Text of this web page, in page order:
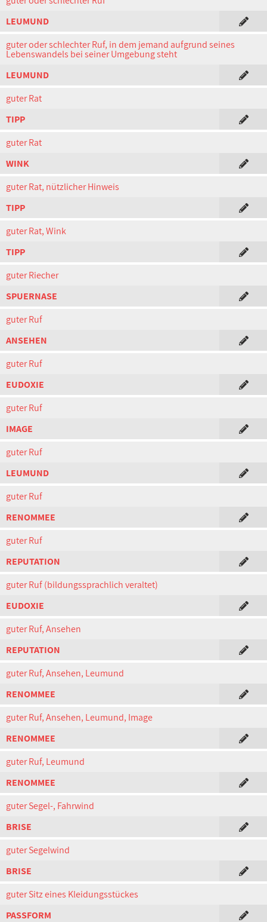
LEUMUND
guter oder schlechter Ruf, in dem jemand aufgrund seines
Lebenswandels bei seiner Umgebung steht
LEUMUND
guter Rat
TIPP
guter Rat
WINK
guter Rat, nützlicher Hinweis
TIPP
guter Rat, Wink
TIPP
guter Riecher
SPUERNASE
guter Ruf
ANSEHEN
guter Ruf
EUDOXIE
guter Ruf
IMAGE
guter Ruf
LEUMUND
guter Ruf
RENOMMEE
guter Ruf
REPUTATION
guter Ruf (bildungssprachlich veraltet)
EUDOXIE
guter Ruf, Ansehen
REPUTATION
guter Ruf, Ansehen, Leumund
RENOMMEE
guter Ruf, Ansehen, Leumund, Image
RENOMMEE
guter Ruf, Leumund
RENOMMEE
guter Segel-, Fahrwind
BRISE
guter Segelwind
BRISE
guter Sitz eines Kleidungsstückes
PASSFORM